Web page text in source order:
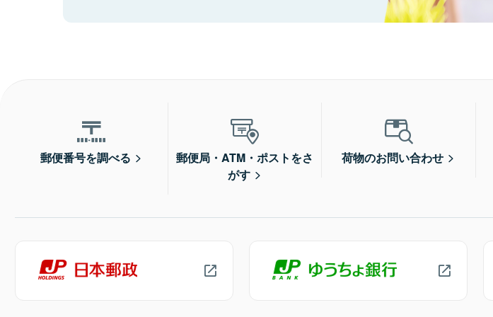
郵便番号を調べる
郵便局・ATM・ポストをさ
がす
荷物のお問い合わせ